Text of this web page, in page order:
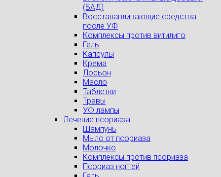
(БАД)
Восстанавливающие средства
после УФ
Комплексы против витилиго
Гель
Капсулы
Крема
Лосьон
Масло
Таблетки
Травы
УФ лампы
Лечение псориаза
Шампунь
Мыло от псориаза
Молочко
Комплексы против псориаза
Псориаз ногтей